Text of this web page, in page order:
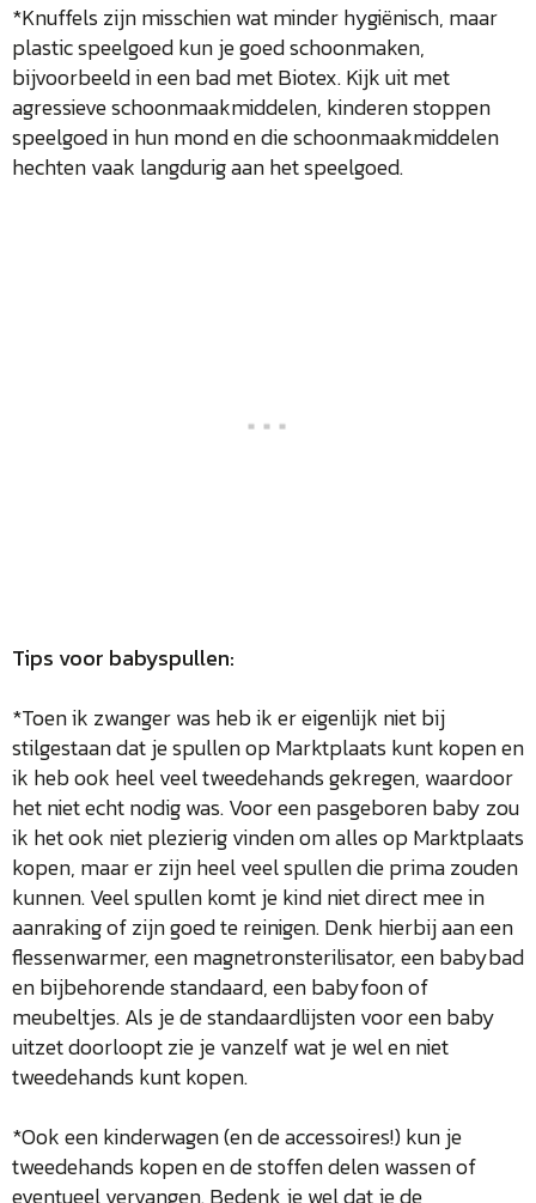
*Knuffels zijn misschien wat minder hygiënisch, maar
plastic speelgoed kun je goed schoonmaken,
bijvoorbeeld in een bad met Biotex. Kijk uit met
agressieve schoonmaakmiddelen, kinderen stoppen
speelgoed in hun mond en die schoonmaakmiddelen
hechten vaak langdurig aan het speelgoed.
Tips voor babyspullen:
*Toen ik zwanger was heb ik er eigenlijk niet bij
stilgestaan dat je spullen op Marktplaats kunt kopen en
ik heb ook heel veel tweedehands gekregen, waardoor
het niet echt nodig was. Voor een pasgeboren baby zou
ik het ook niet plezierig vinden om alles op Marktplaats
kopen, maar er zijn heel veel spullen die prima zouden
kunnen. Veel spullen komt je kind niet direct mee in
aanraking of zijn goed te reinigen. Denk hierbij aan een
flessenwarmer, een magnetronsterilisator, een babybad
en bijbehorende standaard, een babyfoon of
meubeltjes. Als je de standaardlijsten voor een baby
uitzet doorloopt zie je vanzelf wat je wel en niet
tweedehands kunt kopen.
*Ook een kinderwagen (en de accessoires!) kun je
tweedehands kopen en de stoffen delen wassen of
eventueel vervangen. Bedenk je wel dat je de